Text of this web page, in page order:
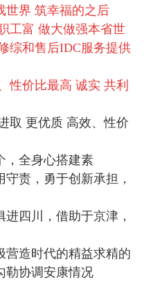
世界 筑幸福的之后
工富 做大做强本省世
综和售后IDC服务提供
性价比最高 诚实 共利
取 更优质 高效、性价
，全身心搭建素
责，勇于创新承担，
四川，借助于京津，
营造时代的精益求精的
勒协调安康情况